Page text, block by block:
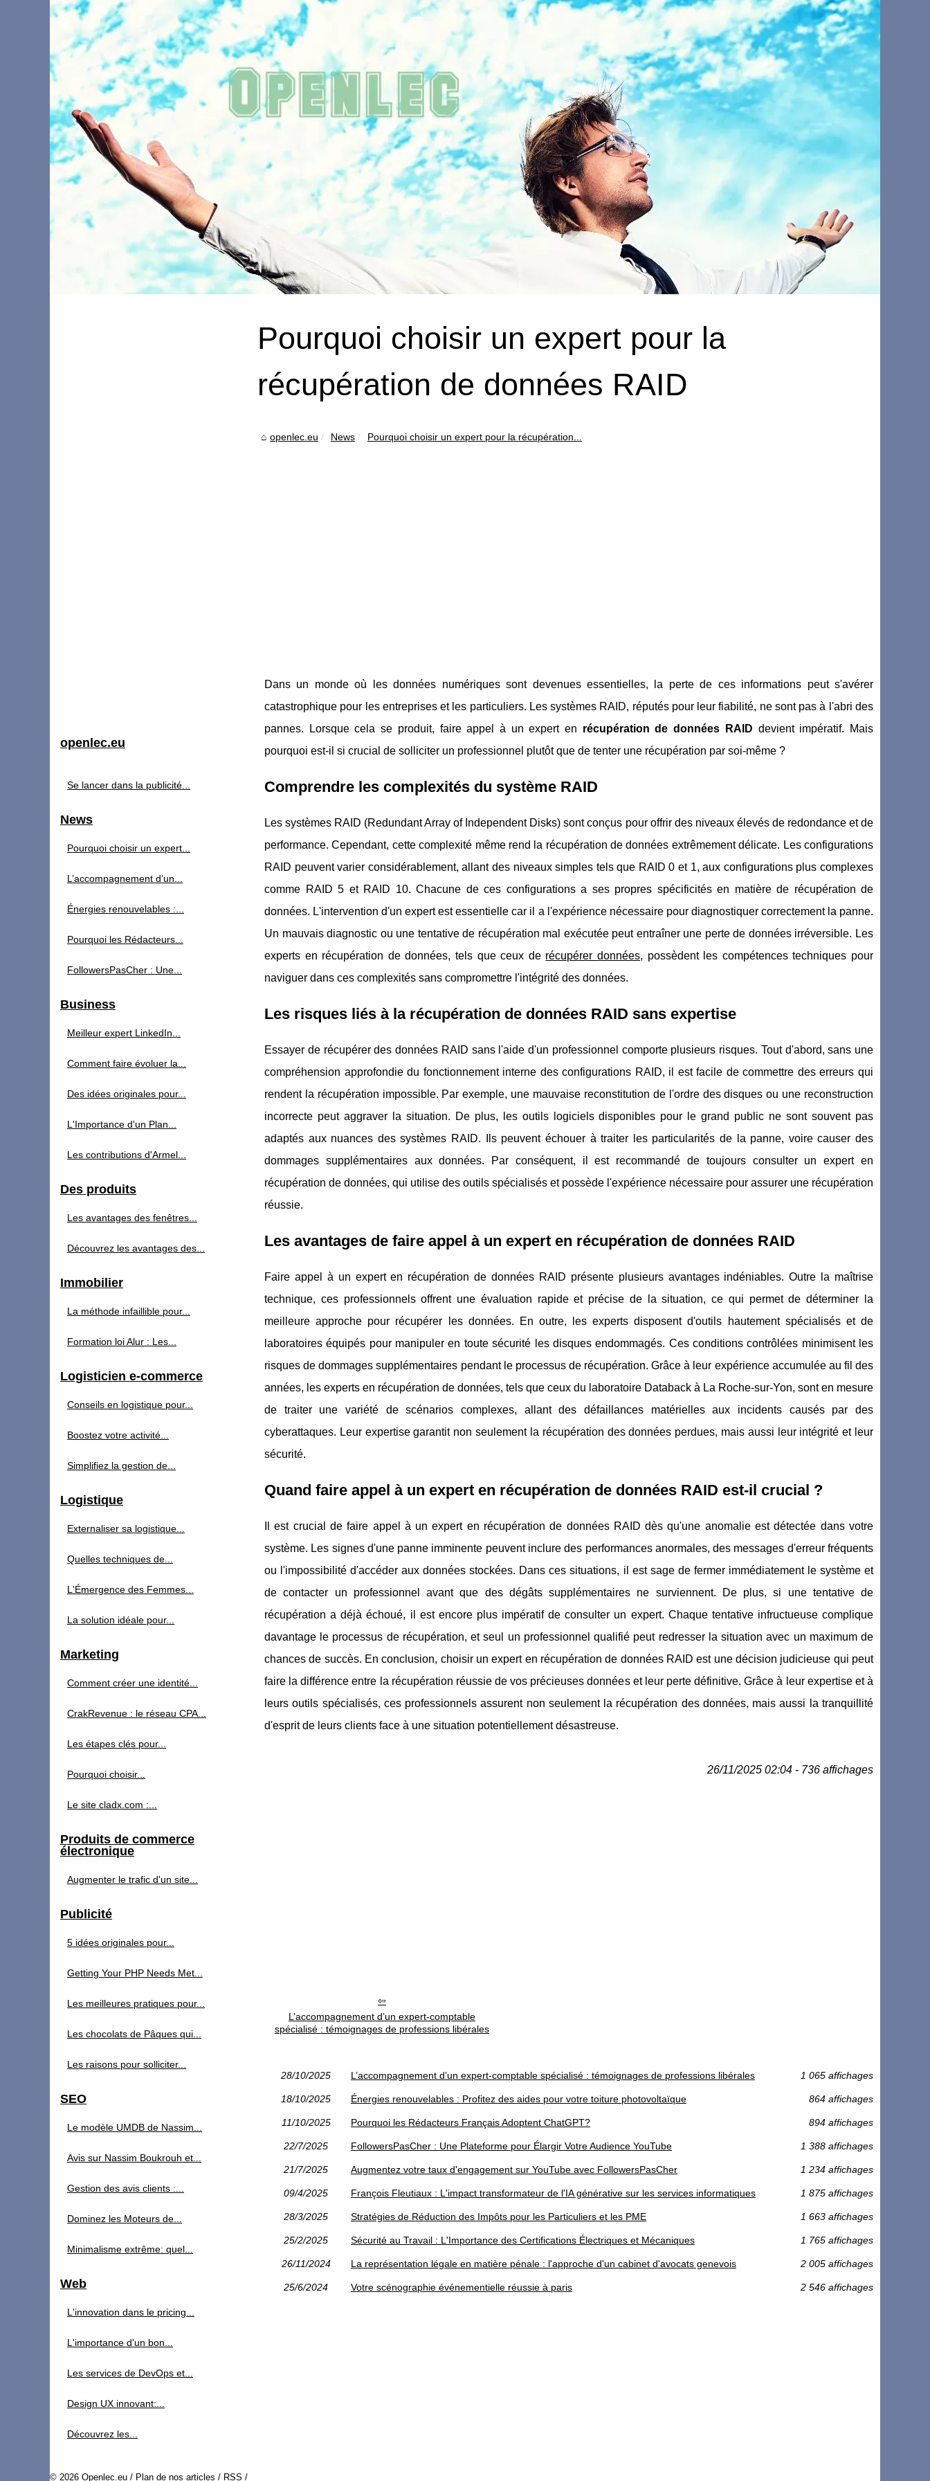
Pourquoi choisir un expert pour la
récupération de données RAID
openlec.eu News Pourquoi choisir un expert pour la récupération...
Dans un monde où les données numériques sont devenues essentielles, la perte de ces informations peut s'avérer
catastrophique pour les entreprises et les particuliers. Les systèmes RAID, réputés pour leur fiabilité, ne sont pas à l'abri des
pannes. Lorsque cela se produit, faire appel à un expert en récupération de données RAID devient impératif. Mais
pourquoi est-il si crucial de solliciter un professionnel plutôt que de tenter une récupération par soi-même ?
Comprendre les complexités du système RAID
Les systèmes RAID (Redundant Array of Independent Disks) sont conçus pour offrir des niveaux élevés de redondance et de
performance. Cependant, cette complexité même rend la récupération de données extrêmement délicate. Les configurations
RAID peuvent varier considérablement, allant des niveaux simples tels que RAID 0 et 1, aux configurations plus complexes
comme RAID 5 et RAID 10. Chacune de ces configurations a ses propres spécificités en matière de récupération de
données. L'intervention d'un expert est essentielle car il a l'expérience nécessaire pour diagnostiquer correctement la panne.
Un mauvais diagnostic ou une tentative de récupération mal exécutée peut entraîner une perte de données irréversible. Les
experts en récupération de données, tels que ceux de récupérer données, possèdent les compétences techniques pour
naviguer dans ces complexités sans compromettre l'intégrité des données.
Les risques liés à la récupération de données RAID sans expertise
Essayer de récupérer des données RAID sans l'aide d'un professionnel comporte plusieurs risques. Tout d'abord, sans une
compréhension approfondie du fonctionnement interne des configurations RAID, il est facile de commettre des erreurs qui
rendent la récupération impossible. Par exemple, une mauvaise reconstitution de l'ordre des disques ou une reconstruction
incorrecte peut aggraver la situation. De plus, les outils logiciels disponibles pour le grand public ne sont souvent pas
adaptés aux nuances des systèmes RAID. Ils peuvent échouer à traiter les particularités de la panne, voire causer des
dommages supplémentaires aux données. Par conséquent, il est recommandé de toujours consulter un expert en
récupération de données, qui utilise des outils spécialisés et possède l'expérience nécessaire pour assurer une récupération
réussie.
Les avantages de faire appel à un expert en récupération de données RAID
Faire appel à un expert en récupération de données RAID présente plusieurs avantages indéniables. Outre la maîtrise
technique, ces professionnels offrent une évaluation rapide et précise de la situation, ce qui permet de déterminer la
meilleure approche pour récupérer les données. En outre, les experts disposent d'outils hautement spécialisés et de
laboratoires équipés pour manipuler en toute sécurité les disques endommagés. Ces conditions contrôlées minimisent les
risques de dommages supplémentaires pendant le processus de récupération. Grâce à leur expérience accumulée au fil des
années, les experts en récupération de données, tels que ceux du laboratoire Databack à La Roche-sur-Yon, sont en mesure
de traiter une variété de scénarios complexes, allant des défaillances matérielles aux incidents causés par des
cyberattaques. Leur expertise garantit non seulement la récupération des données perdues, mais aussi leur intégrité et leur
sécurité.
Quand faire appel à un expert en récupération de données RAID est-il crucial ?
Il est crucial de faire appel à un expert en récupération de données RAID dès qu'une anomalie est détectée dans votre
système. Les signes d'une panne imminente peuvent inclure des performances anormales, des messages d'erreur fréquents
ou l'impossibilité d'accéder aux données stockées. Dans ces situations, il est sage de fermer immédiatement le système et
de contacter un professionnel avant que des dégâts supplémentaires ne surviennent. De plus, si une tentative de
récupération a déjà échoué, il est encore plus impératif de consulter un expert. Chaque tentative infructueuse complique
davantage le processus de récupération, et seul un professionnel qualifié peut redresser la situation avec un maximum de
chances de succès. En conclusion, choisir un expert en récupération de données RAID est une décision judicieuse qui peut
faire la différence entre la récupération réussie de vos précieuses données et leur perte définitive. Grâce à leur expertise et à
leurs outils spécialisés, ces professionnels assurent non seulement la récupération des données, mais aussi la tranquillité
d'esprit de leurs clients face à une situation potentiellement désastreuse.
26/11/2025 02:04 - 736 affichages
L’accompagnement d’un expert-comptable
spécialisé : témoignages de professions libérales
28/10/2025 L’accompagnement d’un expert-comptable spécialisé : témoignages de professions libérales 1 065 affichages
18/10/2025 Énergies renouvelables : Profitez des aides pour votre toiture photovoltaïque 864 affichages
11/10/2025 Pourquoi les Rédacteurs Français Adoptent ChatGPT? 894 affichages
22/7/2025 FollowersPasCher : Une Plateforme pour Élargir Votre Audience YouTube 1 388 affichages
21/7/2025 Augmentez votre taux d'engagement sur YouTube avec FollowersPasCher 1 234 affichages
09/4/2025 François Fleutiaux : L'impact transformateur de l'IA générative sur les services informatiques 1 875 affichages
28/3/2025 Stratégies de Réduction des Impôts pour les Particuliers et les PME 1 663 affichages
25/2/2025 Sécurité au Travail : L'Importance des Certifications Électriques et Mécaniques 1 765 affichages
26/11/2024 La représentation légale en matière pénale : l'approche d'un cabinet d'avocats genevois 2 005 affichages
25/6/2024 Votre scénographie événementielle réussie à paris 2 546 affichages
openlec.eu
Se lancer dans la publicité...
News
Pourquoi choisir un expert...
L’accompagnement d’un...
Énergies renouvelables :...
Pourquoi les Rédacteurs...
FollowersPasCher : Une...
Business
Meilleur expert LinkedIn...
Comment faire évoluer la...
Des idées originales pour...
L'Importance d'un Plan...
Les contributions d'Armel...
Des produits
Les avantages des fenêtres...
Découvrez les avantages des...
Immobilier
La méthode infaillible pour...
Formation loi Alur : Les...
Logisticien e-commerce
Conseils en logistique pour...
Boostez votre activité...
Simplifiez la gestion de...
Logistique
Externaliser sa logistique...
Quelles techniques de...
L'Émergence des Femmes...
La solution idéale pour...
Marketing
Comment créer une identité...
CrakRevenue : le réseau CPA...
Les étapes clés pour...
Pourquoi choisir...
Le site cladx.com :...
Produits de commerce
électronique
Augmenter le trafic d'un site...
Publicité
5 idées originales pour...
Getting Your PHP Needs Met...
Les meilleures pratiques pour...
Les chocolats de Pâques qui...
Les raisons pour solliciter...
SEO
Le modèle UMDB de Nassim...
Avis sur Nassim Boukrouh et...
Gestion des avis clients :...
Dominez les Moteurs de...
Minimalisme extrême: quel...
Web
L'innovation dans le pricing...
L'importance d'un bon...
Les services de DevOps et...
Design UX innovant:...
Découvrez les...
© 2026 Openlec.eu / Plan de nos articles / RSS /